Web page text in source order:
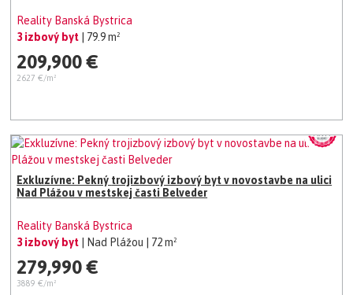
Reality Banská Bystrica
3 izbový byt
| 79.9 m²
209,900 €
2627 €/m²
Exkluzívne: Pekný trojizbový izbový byt v novostavbe na ulici
Nad Plážou v mestskej časti Belveder
Reality Banská Bystrica
3 izbový byt
| Nad Plážou | 72 m²
279,990 €
3889 €/m²